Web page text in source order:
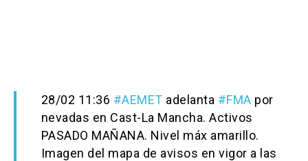
28/02 11:36 #AEMET adelanta #FMA por
nevadas en Cast-La Mancha. Activos
PASADO MAÑANA. Nivel máx amarillo.
Imagen del mapa de avisos en vigor a las